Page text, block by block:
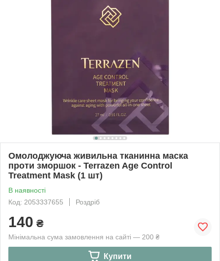
Омолоджуюча живильна тканинна маска
проти зморшок - Terrazen Age Control
Treatment Mask (1 шт)
В наявності
Код: 2053337655
Роздріб
140 ₴
Мінімальна сума замовлення на сайті — 200 ₴
Купити